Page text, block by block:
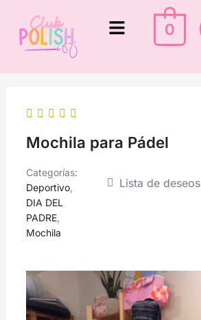
contenido
Menú 0
Mochila para Pádel
Categorías:
Deportivo,
DIA DEL
PADRE,
Mochila
Lista de deseos